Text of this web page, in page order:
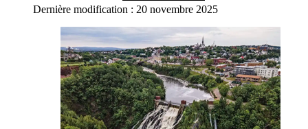
Dernière modification : 20 novembre 2025